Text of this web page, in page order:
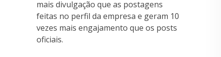
mais divulgação que as postagens
feitas no perfil da empresa e geram 10
vezes mais engajamento que os posts
oficiais.